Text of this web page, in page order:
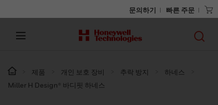
문의하기 빠른 주문
제품 개인 보호 장비 추락 방지
하네스
Miller H Design® 바디핏 하네스